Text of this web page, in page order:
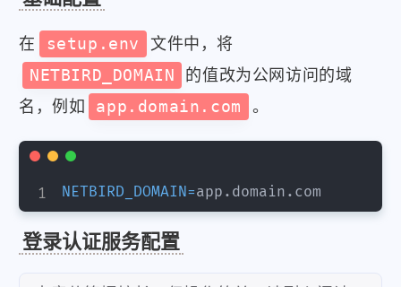
在 setup.env
文件中，将
NETBIRD_DOMAIN
的值改为公网访问的域
名，例如
app.domain.com 。
NETBIRD_DOMAIN=
登录认证服务配置